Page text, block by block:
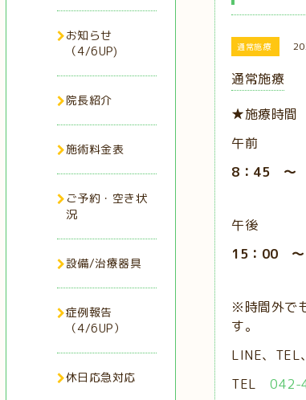
通常施療
通常施療
★施療時間
午前
8：45 ～
午後
15：00
※時間外で
す。
LINE、TEL
TEL 042-
お知らせ
（4/6UP)
院長紹介
施術料金表
ご予約・空き状
況
設備/治療器具
症例報告
（4/6UP）
休日応急対応